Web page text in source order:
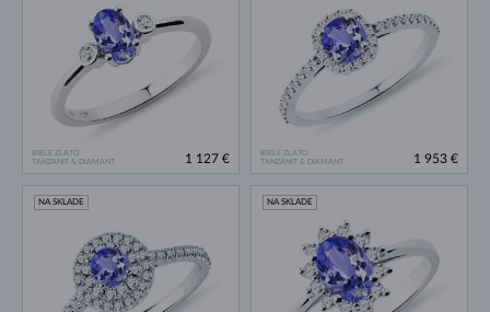
BIELE ZLATO
TANZANIT & DIAMANT
1 127 €
BIELE ZLATO
TANZANIT & DIAMANT
1 953 €
NA SKLADE NA SKLADE